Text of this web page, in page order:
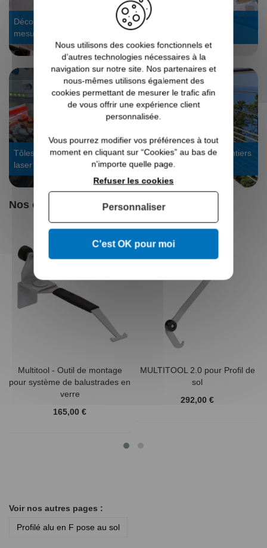
Découpe laser tube : sur
mesure
Stock dispo, expédié en
Tôles sur mesure : découpe
laser
Voir les galeries de chantiers
garde-corps
Nos clients ont aussi aimé
Multitool - Outil de montage
pour système de balustrades en
verre
165,00 €
MULTITOOL 2.0 pour Profil de
sol
292,00 €
Voir nos autres pages :
Profilé alu en F pose au sol
Nous utilisons des cookies fonctionnels et
d’autres technologies nécessaires à la
navigation sur notre site. Nos partenaires et
nous-mêmes utilisons également des
cookies permettant de mesurer le trafic afin
de vous offrir une expérience client
personnalisée.
Vous pourrez modifier vos préférences à tout
moment en cliquant sur “Cookies” au bas de
n'importe quelle page.
C'est OK pour moi
Refuser les cookies
Personnaliser